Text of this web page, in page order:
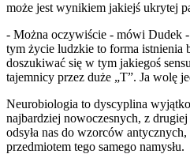
może jest wynikiem jakiejś ukrytej
- Można oczywiście - mówi Dudek
tym życie ludzkie to forma istnienia
doszukiwać się w tym jakiegoś
tajemnicy przez duże „T”. Ja wolę
Neurobiologia to dyscyplina
najbardziej nowoczesnych, z
odsyła nas do wzorców antycznych,
przedmiotem tego samego namysłu.